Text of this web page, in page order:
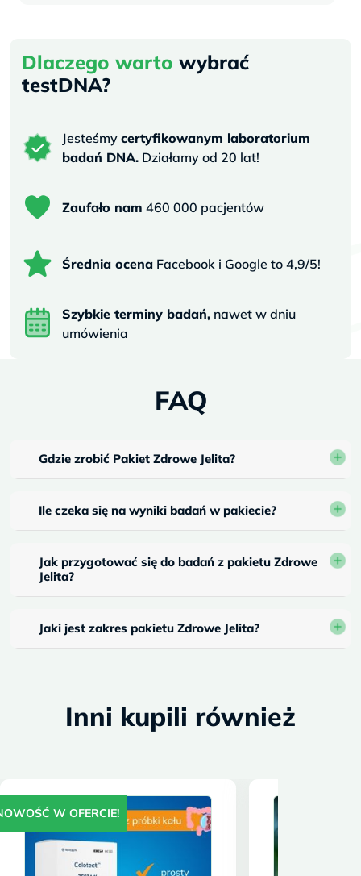
Dlaczego warto wybrać
testDNA?
Jesteśmycertyfikowanym laboratorium
badań DNA. Działamy od 20 lat!
Zaufało nam 460 000 pacjentów
Średnia ocena Facebook i Google to 4,9/5!
Szybkie terminy badań,nawet w dniu
umówienia
FAQ
Gdzie zrobić Pakiet Zdrowe Jelita?
Ile czeka się na wyniki badań w pakiecie?
Jak przygotować się do badań z pakietu Zdrowe
Jelita?
Jaki jest zakres pakietu Zdrowe Jelita?
Inni kupili również
W OFERCIE!